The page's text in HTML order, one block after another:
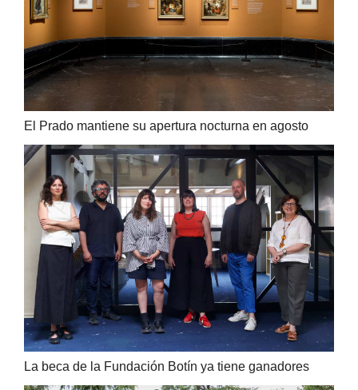
El Prado mantiene su apertura nocturna en agosto
La beca de la Fundación Botín ya tiene ganadores